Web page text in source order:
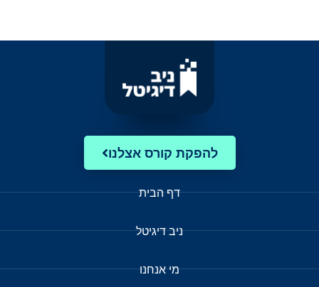
להפקת קורס אצלנו
דף הבית
ניב דיגיטל
מי אנחנו